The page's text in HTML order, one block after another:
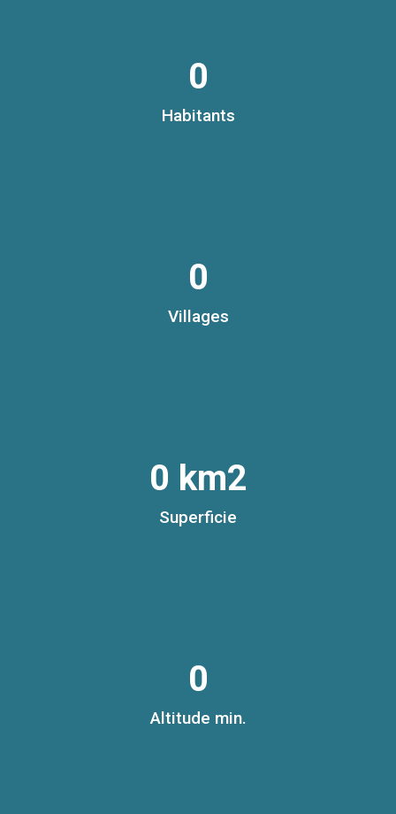
Habitants
0
Villages
0
Superficie
0 km2
Altitude min.
0